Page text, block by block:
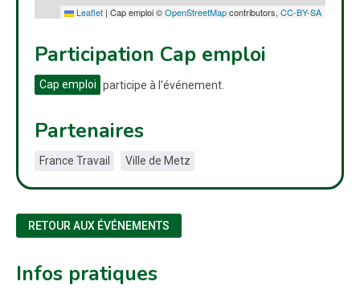
Leaflet | Cap emploi ©OpenStreetMapcontributors, CC-BY-SA
Participation Cap emploi
Cap emploi participe à l'événement.
Partenaires
France Travail Ville de Metz
RETOUR AUX ÉVÉNEMENTS
Infos pratiques